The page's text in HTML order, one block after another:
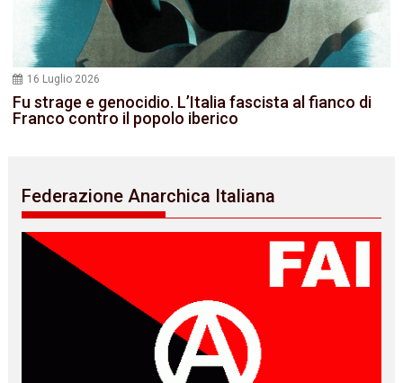
16 Luglio 2026
Fu strage e genocidio. L’Italia fascista al fianco di
Franco contro il popolo iberico
Federazione Anarchica Italiana